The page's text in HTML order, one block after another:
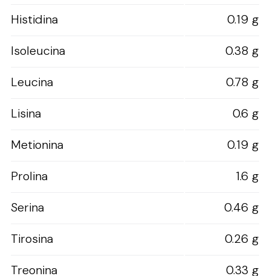
Histidina
0.19 g
Isoleucina
0.38 g
Leucina
0.78 g
Lisina
0.6 g
Metionina
0.19 g
Prolina
1.6 g
Serina
0.46 g
Tirosina
0.26 g
Treonina
0.33 g